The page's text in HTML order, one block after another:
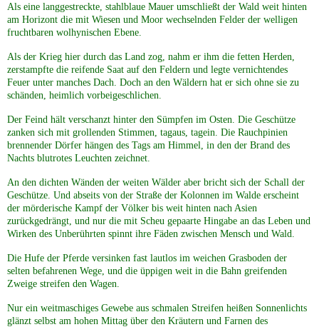
Als eine langgestreckte, stahlblaue Mauer umschließt der Wald weit hinten
am Horizont die mit Wiesen und Moor wechselnden Felder der welligen
fruchtbaren wolhynischen Ebene.
Als der Krieg hier durch das Land zog, nahm er ihm die fetten Herden,
zerstampfte die reifende Saat auf den Feldern und legte vernichtendes
Feuer unter manches Dach. Doch an den Wäldern hat er sich ohne sie zu
schänden, heimlich vorbeigeschlichen.
Der Feind hält verschanzt hinter den Sümpfen im Osten. Die Geschütze
zanken sich mit grollenden Stimmen, tagaus, tagein. Die Rauchpinien
brennender Dörfer hängen des Tags am Himmel, in den der Brand des
Nachts blutrotes Leuchten zeichnet.
An den dichten Wänden der weiten Wälder aber bricht sich der Schall der
Geschütze. Und abseits von der Straße der Kolonnen im Walde erscheint
der mörderische Kampf der Völker bis weit hinten nach Asien
zurückgedrängt, und nur die mit Scheu gepaarte Hingabe an das Leben und
Wirken des Unberührten spinnt ihre Fäden zwischen Mensch und Wald.
Die Hufe der Pferde versinken fast lautlos im weichen Grasboden der
selten befahrenen Wege, und die üppigen weit in die Bahn greifenden
Zweige streifen den Wagen.
Nur ein weitmaschiges Gewebe aus schmalen Streifen heißen Sonnenlichts
glänzt selbst am hohen Mittag über den Kräutern und Farnen des